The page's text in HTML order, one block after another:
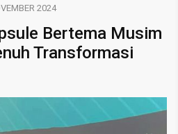
2024
Bertema Musim
Transformasi